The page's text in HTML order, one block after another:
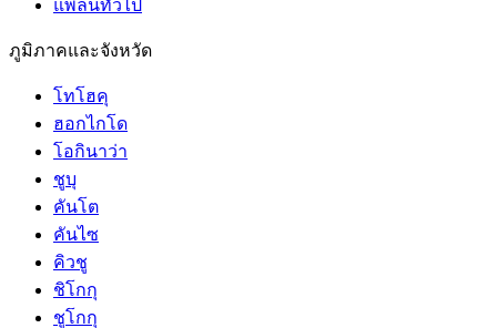
แพลนทั่วไป
ภูมิภาคและจังหวัด
โทโฮคุ
ฮอกไกโด
โอกินาว่า
ชูบุ
คันโต
คันไซ
คิวชู
ชิโกกุ
ชูโกกุ